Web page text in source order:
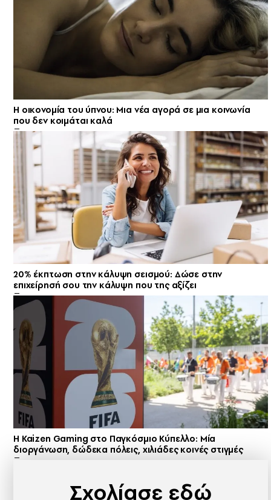
Η οικονομία του ύπνου: Μια νέα αγορά σε μια κοινωνία
που δεν κοιμάται καλά
20% έκπτωση στην κάλυψη σεισμού: Δώσε στην
επιχείρησή σου την κάλυψη που της αξίζει
H Kaizen Gaming στο Παγκόσμιο Kύπελλο: Μία
διοργάνωση, δώδεκα πόλεις, χιλιάδες κοινές στιγμές
Σχολίασε εδώ